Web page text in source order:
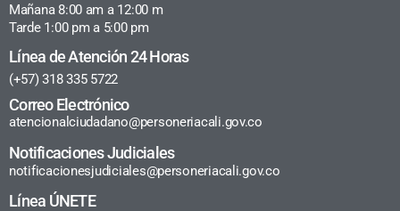
Mañana 8:00 am a 12:00 m
Tarde 1:00 pm a 5:00 pm
Línea de Atención 24 Horas
(+57) 318 335 5722
Correo Electrónico
atencionalciudadano@personeriacali.gov.co
Notificaciones Judiciales
notificacionesjudiciales@personeriacali.gov.co
Línea ÚNETE